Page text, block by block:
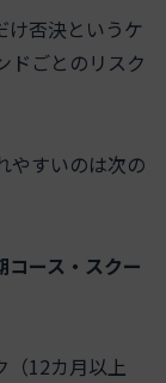
け否決というケ
ドごとのリスク
やすいのは次の
コース・スクー
（12カ月以上